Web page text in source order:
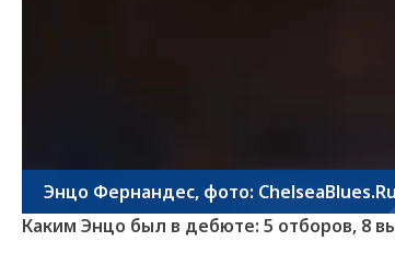
Энцо Фернандес, фото: ChelseaBlues.Ru
Каким Энцо был в дебюте: 5 отборов, 8